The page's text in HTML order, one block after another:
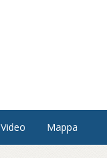
Video Mappa